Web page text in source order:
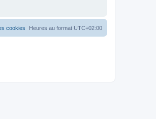
Heures au format UTC+02:00
cookies